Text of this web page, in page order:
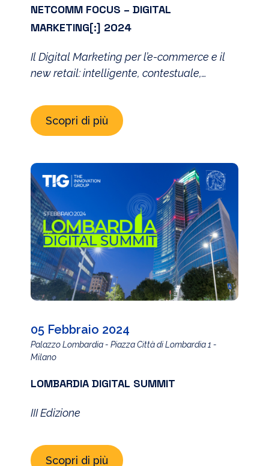
NETCOMM FOCUS – DIGITAL
MARKETING[:] 2024
Il Digital Marketing per l’e-commerce e il
new retail: intelligente, contestuale,
Scopri di più
05 Febbraio 2024
Palazzo Lombardia - Piazza Città di Lombardia 1 -
Milano
LOMBARDIA DIGITAL SUMMIT
III Edizione
Scopri di più